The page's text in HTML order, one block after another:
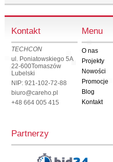
Kontakt
TECHCON
ul. Poniatowskiego 5A
22-600Tomaszów
Lubelski
NIP: 921-102-72-88
biuro@careho.pl
+48 664 005 415
Menu
O nas
Projekty
Nowości
Promocje
Blog
Kontakt
Partnerzy